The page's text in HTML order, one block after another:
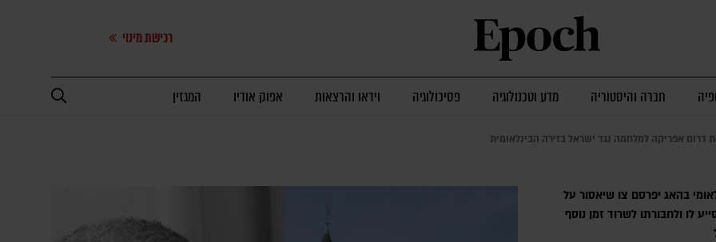
רכישת מינוי
חברה והיסטוריה מדע וטכנולוגיה פסיכולוגיה וידאו והרצאות אפוק אודיו המגזין
אפריקה למלחמה נגד ישראל בזירה הבינלאומית
בהאג יפרסם צו שיאסור על
לו ולחבורתו לשרוד זמן נוסף